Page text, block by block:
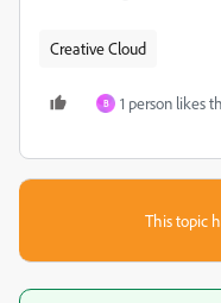
Creative Cloud
B 1 person likes
This topic